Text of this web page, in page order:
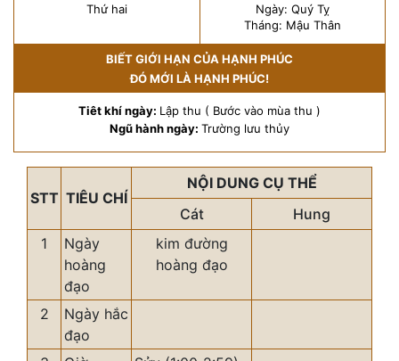
Thứ hai
Ngày: Quý Tỵ
Tháng: Mậu Thân
BIẾT GIỚI HẠN CỦA HẠNH PHÚC
ĐÓ MỚI LÀ HẠNH PHÚC!
Tiêt khí ngày: Lập thu ( Bước vào mùa thu )
Ngũ hành ngày: Trường lưu thủy
STT TIÊU CHÍ
NỘI DUNG CỤ THỂ
Cát
Hung
1
Ngày
hoàng
đạo
kim đường
hoàng đạo
2
Ngày hắc
đạo